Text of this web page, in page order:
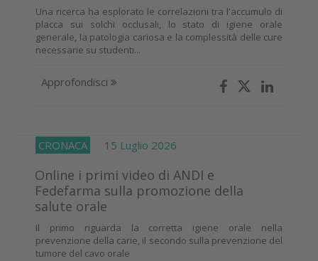
Una ricerca ha esplorato le correlazioni tra l'accumulo di
placca sui solchi occlusali, lo stato di igiene orale
generale, la patologia cariosa e la complessità delle cure
necessarie su studenti...
Approfondisci
CRONACA 15 Luglio 2026
Online i primi video di ANDI e
Fedefarma sulla promozione della
salute orale
Il primo riguarda la corretta igiene orale nella
prevenzione della carie, il secondo sulla prevenzione del
tumore del cavo orale